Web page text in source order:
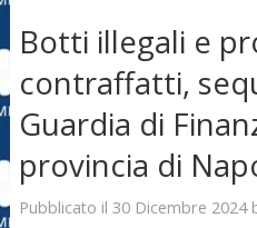
Botti illegali e
contraffatti,
Guardia di
provincia di
Pubblicato il 30 Dicembre 2024